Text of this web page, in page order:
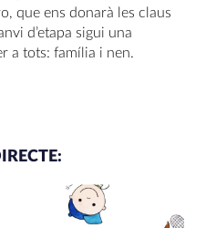
que ens donarà les claus
d’etapa sigui una
a tots: família i nen.